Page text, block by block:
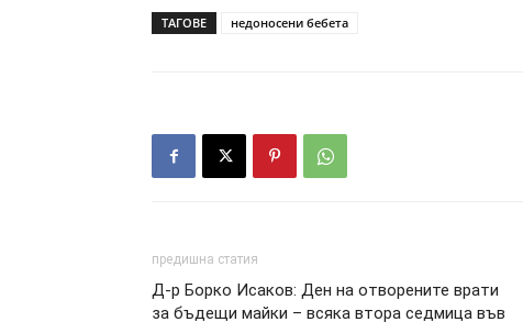
ТАГОВЕ недоносени бебета
предишна статия
Д-р Борко Исаков: Ден на отворените врати
за бъдещи майки – всяка втора седмица във